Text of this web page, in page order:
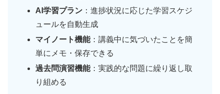
AI学習プラン ：進捗状況に応じた学習スケジ
ュールを自動生成
マイノート機能：講義中に気づいたことを簡
単にメモ・保存できる
過去問演習機能：実践的な問題に繰り返し取
り組める